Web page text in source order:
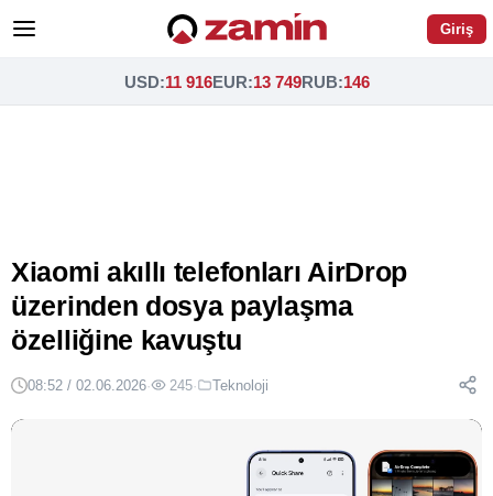
Giriş
USD:11 916EUR:13 749RUB:146
Xiaomi akıllı telefonları AirDrop
üzerinden dosya paylaşma
özelliğine kavuştu
08:52 / 02.06.2026· 245· Teknoloji